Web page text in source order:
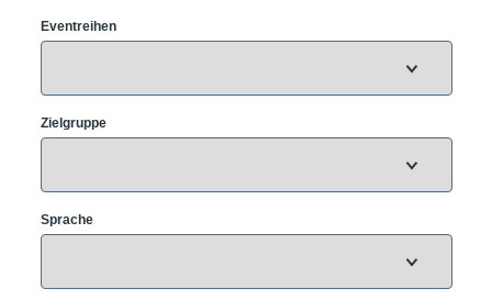
Eventreihen
Zielgruppe
Sprache